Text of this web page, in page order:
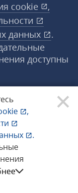
,
.
cookie
,
данных
.
доступны
права